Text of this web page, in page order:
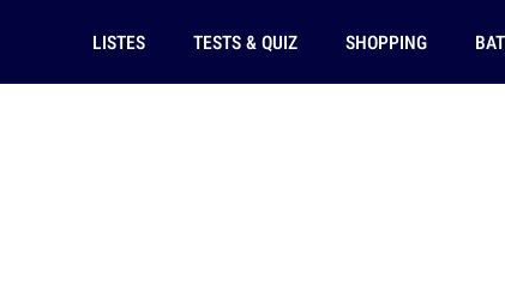
LISTES TESTS & QUIZ SHOPPING